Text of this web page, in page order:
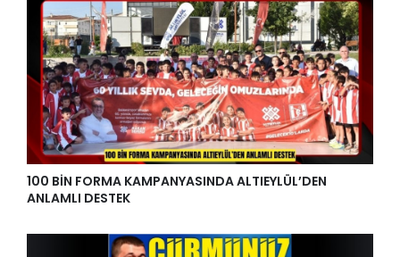
100 BİN FORMA KAMPANYASINDA ALTIEYLÜL’DEN
ANLAMLI DESTEK